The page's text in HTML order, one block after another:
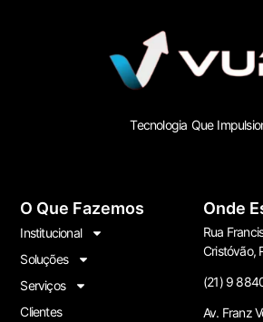
Tecnologia Que
O Que Fazemos
Institucional
Soluções
Serviços
Clientes
Onde
Rua
Cristóvão,
(21) 9
Av. Franz